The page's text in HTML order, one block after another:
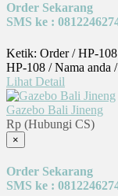
Order Sekarang
SMS ke :
Ketik: Order / HP-
HP-108 / Nama anda
Lihat Detail
Gazebo Bali Jineng
Rp (Hubungi CS)
×
Order Sekarang
SMS ke :